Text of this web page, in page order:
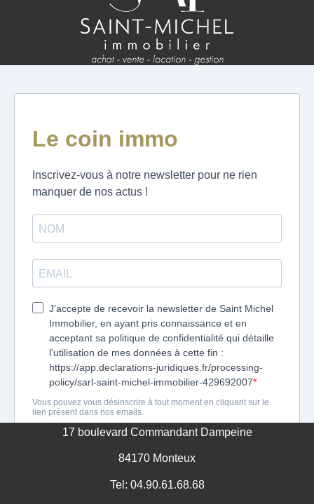
17 boulevard Commandant Dampeine
84170 Monteux
Tel: 04.90.61.68.68